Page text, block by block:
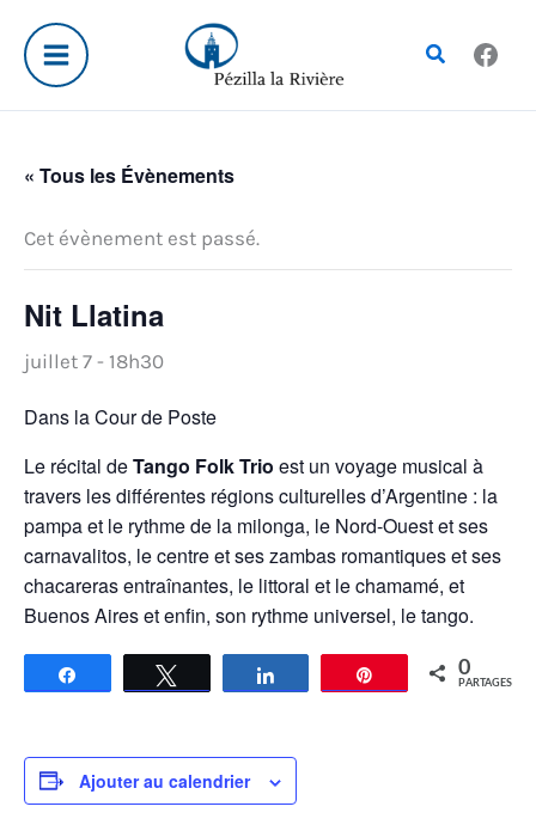
contenu
Rechercher
« Tous les Évènements
Cet évènement est passé.
Nit Llatina
juillet 7 - 18h30
Dans la Cour de Poste
Le récital deTango Folk Trio est un voyage musical à
travers les différentes régions culturelles d’Argentine : la
pampa et le rythme de la milonga, le Nord-Ouest et ses
carnavalitos, le centre et ses zambas romantiques et ses
chacareras entraînantes, le littoral et le chamamé, et
Buenos Aires et enfin, son rythme universel, le tango.
Épingle 0
PARTAGES
Ajouter au calendrier